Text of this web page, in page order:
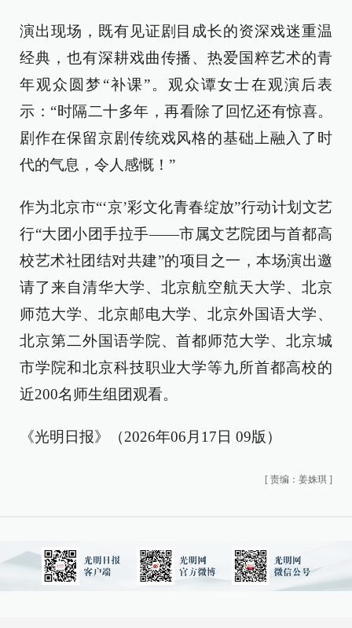
演出现场，既有见证剧目成长的资深戏迷重温
经典，也有深耕戏曲传播、热爱国粹艺术的青
年观众圆梦“补课”。观众谭女士在观演后表
示：“时隔二十多年，再看除了回忆还有惊喜。
剧作在保留京剧传统戏风格的基础上融入了时
代的气息，令人感慨！”
作为北京市“‘京’彩文化青春绽放”行动计划文艺
行“大团小团手拉手——市属文艺院团与首都高
校艺术社团结对共建”的项目之一，本场演出邀
请了来自清华大学、北京航空航天大学、北京
师范大学、北京邮电大学、北京外国语大学、
北京第二外国语学院、首都师范大学、北京城
市学院和北京科技职业大学等九所首都高校的
近200名师生组团观看。
《光明日报》（2026年06月17日 09版）
[ 责编：姜姝琪 ]